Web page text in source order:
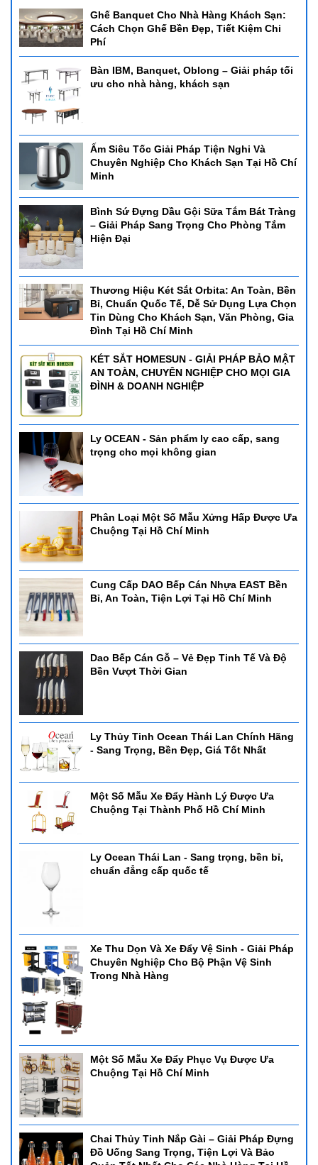
Ghế Banquet Cho Nhà Hàng Khách Sạn:
Cách Chọn Ghế Bền Đẹp, Tiết Kiệm Chi
Phí
Bàn IBM, Banquet, Oblong – Giải pháp tối
ưu cho nhà hàng, khách sạn
Ấm Siêu Tốc Giải Pháp Tiện Nghi Và
Chuyên Nghiệp Cho Khách Sạn Tại Hồ Chí
Minh
Bình Sứ Đựng Dầu Gội Sữa Tắm Bát Tràng
– Giải Pháp Sang Trọng Cho Phòng Tắm
Hiện Đại
Thương Hiệu Két Sắt Orbita: An Toàn, Bền
Bỉ, Chuẩn Quốc Tế, Dễ Sử Dụng Lựa Chọn
Tin Dùng Cho Khách Sạn, Văn Phòng, Gia
Đình Tại Hồ Chí Minh
KÉT SẮT HOMESUN - GIẢI PHÁP BẢO MẬT
AN TOÀN, CHUYÊN NGHIỆP CHO MỌI GIA
ĐÌNH & DOANH NGHIỆP
Ly OCEAN - Sản phẩm ly cao cấp, sang
trọng cho mọi không gian
Phân Loại Một Số Mẫu Xửng Hấp Được Ưa
Chuộng Tại Hồ Chí Minh
Cung Cấp DAO Bếp Cán Nhựa EAST Bền
Bỉ, An Toàn, Tiện Lợi Tại Hồ Chí Minh
Dao Bếp Cán Gỗ – Vẻ Đẹp Tinh Tế Và Độ
Bền Vượt Thời Gian
Ly Thủy Tinh Ocean Thái Lan Chính Hãng
- Sang Trọng, Bền Đẹp, Giá Tốt Nhất
Một Số Mẫu Xe Đẩy Hành Lý Được Ưa
Chuộng Tại Thành Phố Hồ Chí Minh
Ly Ocean Thái Lan - Sang trọng, bền bỉ,
chuẩn đẳng cấp quốc tế
Xe Thu Dọn Và Xe Đẩy Vệ Sinh - Giải Pháp
Chuyên Nghiệp Cho Bộ Phận Vệ Sinh
Trong Nhà Hàng
Một Số Mẫu Xe Đẩy Phục Vụ Được Ưa
Chuộng Tại Hồ Chí Minh
Chai Thủy Tinh Nắp Gài – Giải Pháp Đựng
Đồ Uống Sang Trọng, Tiện Lợi Và Bảo